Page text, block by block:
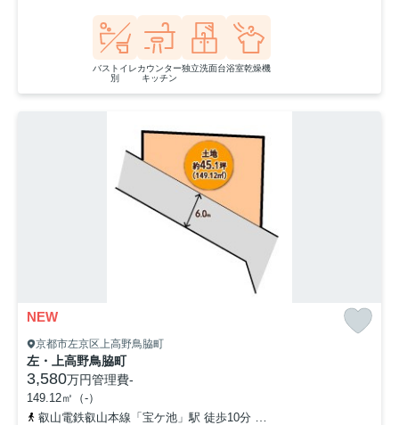
バストイレ
別
カウンター
キッチン
独立洗面台浴室乾燥機
NEW
京都市左京区上高野鳥脇町
左・上高野鳥脇町
3,580万円管理費-
149.12㎡（-）
叡山電鉄叡山本線「宝ケ池」駅 徒歩10分